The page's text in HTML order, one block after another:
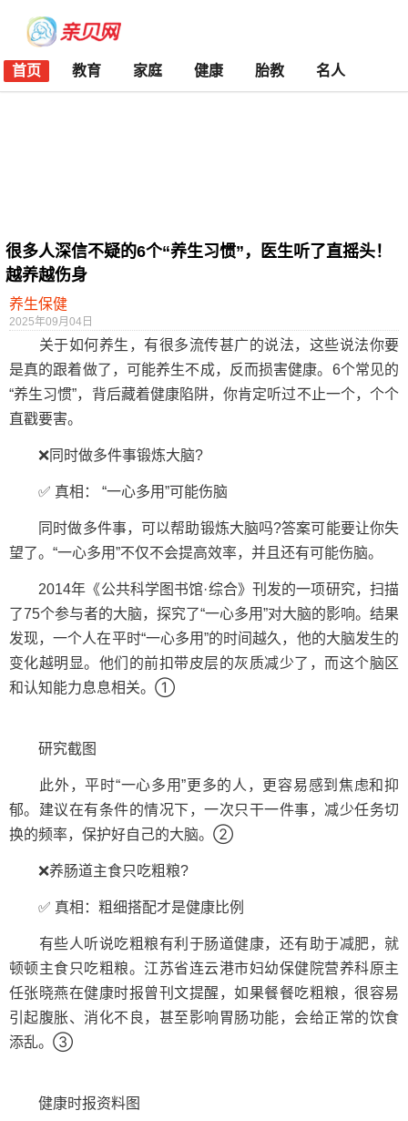
首页 教育 家庭 健康 胎教 名人
很多人深信不疑的6个“养生习惯”，医生听了直摇头！
越养越伤身
养生保健
2025年09月04日
关于如何养生，有很多流传甚广的说法，这些说法你要
是真的跟着做了，可能养生不成，反而损害健康。6个常见的
“养生习惯”，背后藏着健康陷阱，你肯定听过不止一个，个个
直戳要害。
❌同时做多件事锻炼大脑?
✅ 真相： “一心多用”可能伤脑
同时做多件事，可以帮助锻炼大脑吗?答案可能要让你失
望了。“一心多用”不仅不会提高效率，并且还有可能伤脑。
2014年《公共科学图书馆·综合》刊发的一项研究，扫描
了75个参与者的大脑，探究了“一心多用”对大脑的影响。结果
发现，一个人在平时“一心多用”的时间越久，他的大脑发生的
变化越明显。他们的前扣带皮层的灰质减少了，而这个脑区
和认知能力息息相关。①
研究截图
此外，平时“一心多用”更多的人，更容易感到焦虑和抑
郁。建议在有条件的情况下，一次只干一件事，减少任务切
换的频率，保护好自己的大脑。②
❌养肠道主食只吃粗粮?
✅ 真相：粗细搭配才是健康比例
有些人听说吃粗粮有利于肠道健康，还有助于减肥，就
顿顿主食只吃粗粮。江苏省连云港市妇幼保健院营养科原主
任张晓燕在健康时报曾刊文提醒，如果餐餐吃粗粮，很容易
引起腹胀、消化不良，甚至影响胃肠功能，会给正常的饮食
添乱。③
健康时报资料图